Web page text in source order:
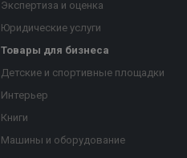
Экспертиза и оценка
Юридические услуги
Товары для бизнеса
Детские и спортивные площадки
Интерьер
Книги
Машины и оборудование